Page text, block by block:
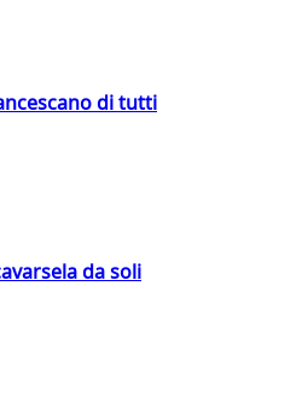
di tutti
da soli